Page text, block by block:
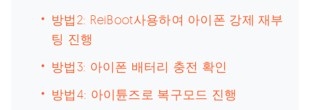
방법2: ReiBoot사용하여 아이폰 강제 재부
팅 진행
방법3: 아이폰 배터리 충전 확인
방법4: 아이튠즈로 복구모드 진행